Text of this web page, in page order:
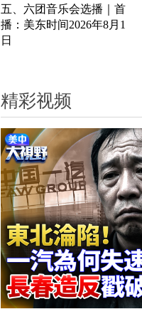
五、六团音乐会选播｜首
播：美东时间2026年8月1
日
精彩视频